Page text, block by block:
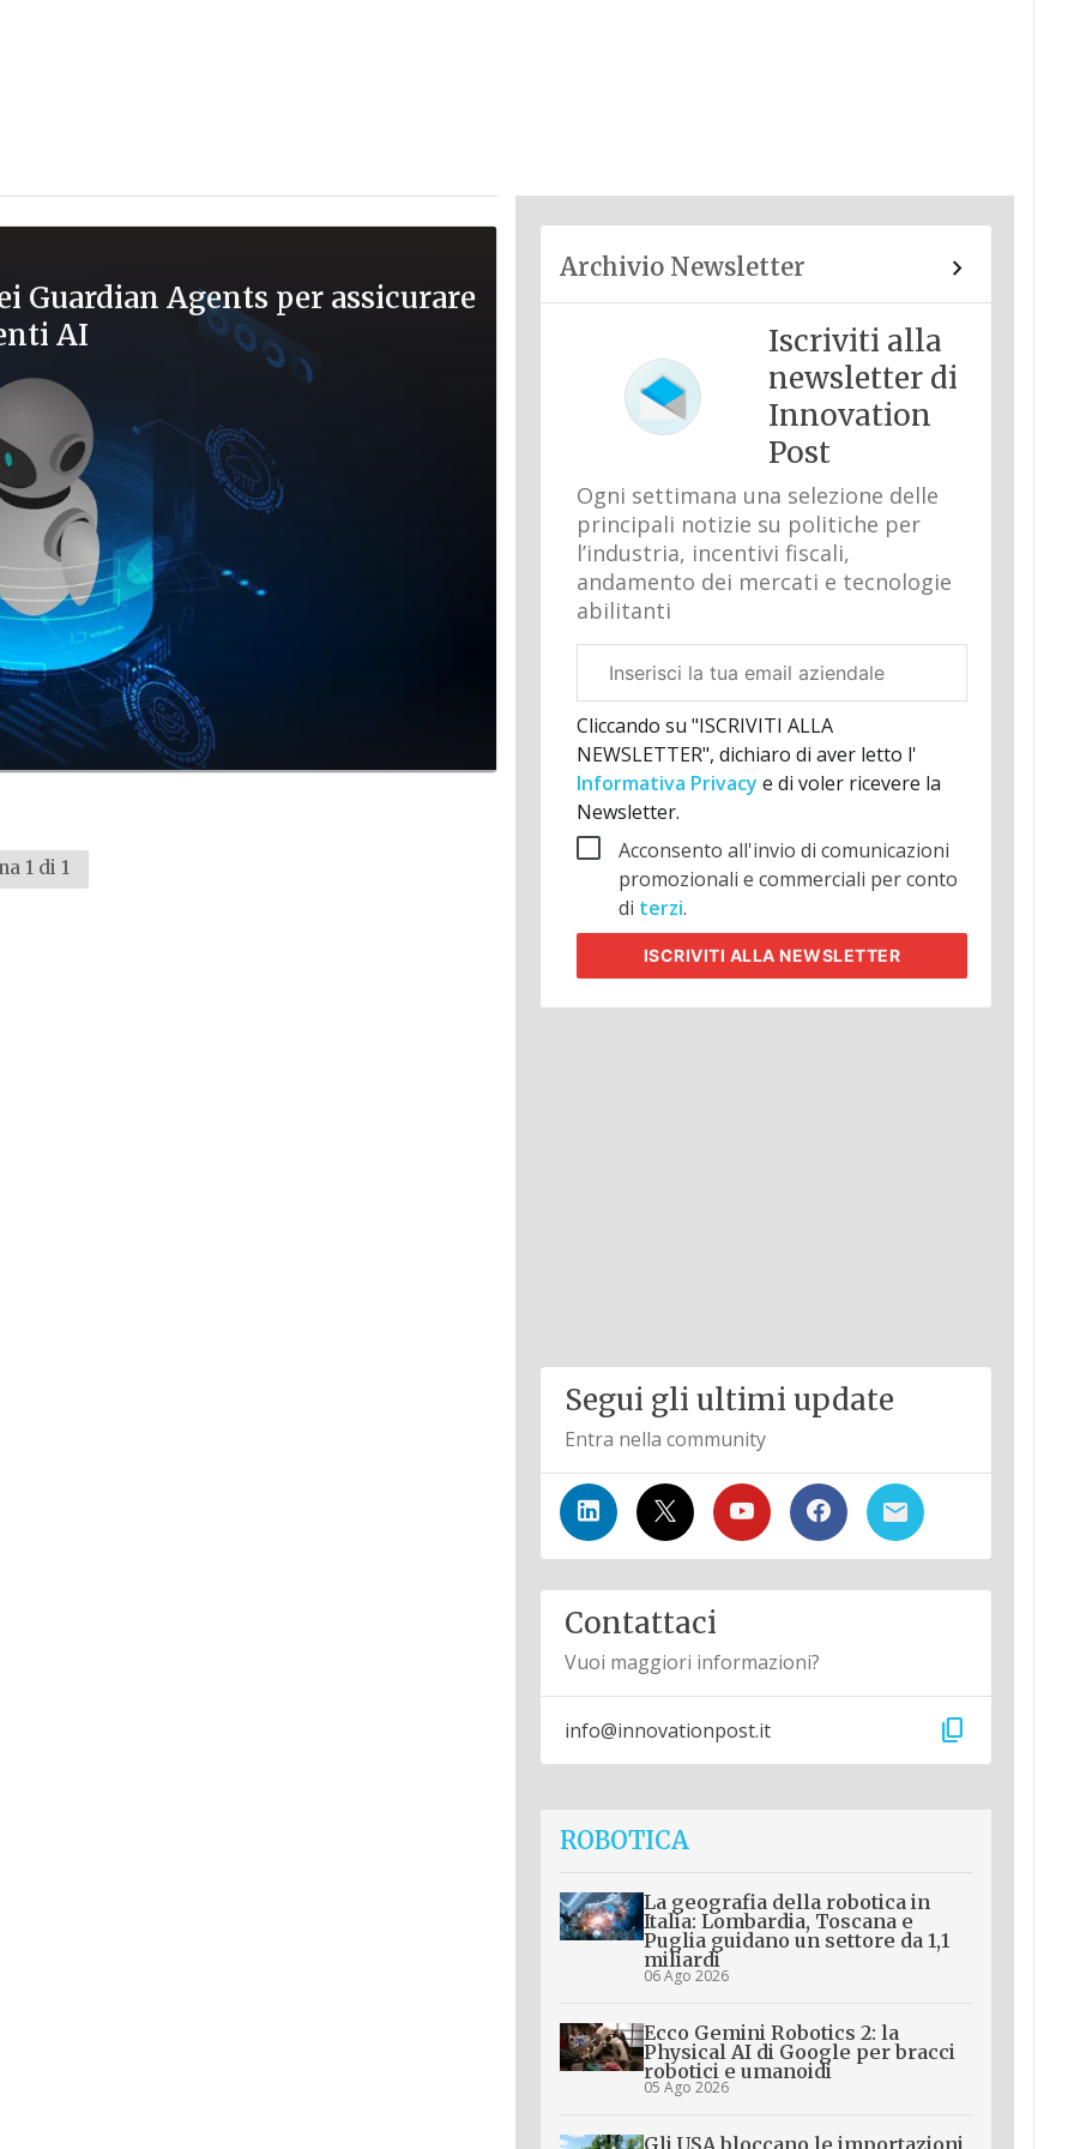
Guardian Agents per assicurare
AI
1 di 1
Archivio Newsletter
Iscriviti alla
newsletter di
Innovation
Post
Ogni settimana una selezione delle
principali notizie su politiche per
l’industria, incentivi fiscali,
andamento dei mercati e tecnologie
abilitanti
aziendale
Cliccando su "ISCRIVITI ALLA
NEWSLETTER", dichiaro di aver letto l'
Informativa Privacy e di voler ricevere la
Newsletter.
Acconsento all'invio di comunicazioni
promozionali e commerciali per conto
di terzi.
ISCRIVITI ALLA NEWSLETTER
Segui gli ultimi update
Entra nella community
Contattaci
Vuoi maggiori informazioni?
info@innovationpost.it content_copy
ROBOTICA
La geografia della robotica in
Italia: Lombardia, Toscana e
Puglia guidano un settore da 1,1
miliardi
06 Ago 2026
Ecco Gemini Robotics 2: la
Physical AI di Google per bracci
robotici e umanoidi
05 Ago 2026